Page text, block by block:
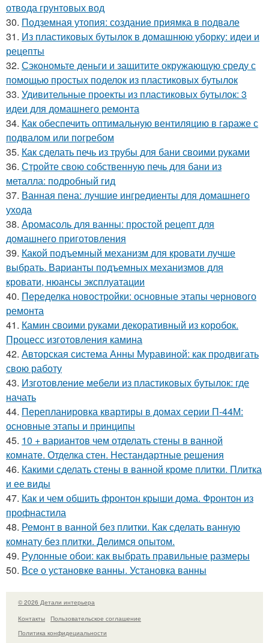
отвода грунтовых вод
30. Подземная утопия: создание приямка в подвале
31. Из пластиковых бутылок в домашнюю уборку: идеи и
рецепты
32. Сэкономьте деньги и защитите окружающую среду с
помощью простых поделок из пластиковых бутылок
33. Удивительные проекты из пластиковых бутылок: 3
идеи для домашнего ремонта
34. Как обеспечить оптимальную вентиляцию в гараже с
подвалом или погребом
35. Как сделать печь из трубы для бани своими руками
36. Стройте свою собственную печь для бани из
металла: подробный гид
37. Ванная пена: лучшие ингредиенты для домашнего
ухода
38. Аромасоль для ванны: простой рецепт для
домашнего приготовления
39. Какой подъемный механизм для кровати лучше
выбрать. Варианты подъемных механизмов для
кровати, нюансы эксплуатации
40. Переделка новостройки: основные этапы чернового
ремонта
41. Камин своими руками декоративный из коробок.
Процесс изготовления камина
42. Авторская система Анны Муравиной: как продвигать
свою работу
43. Изготовление мебели из пластиковых бутылок: где
начать
44. Перепланировка квартиры в домах серии П-44М:
основные этапы и принципы
45. 10 + вариантов чем отделать стены в ванной
комнате. Отделка стен. Нестандартные решения
46. Какими сделать стены в ванной кроме плитки. Плитка
и ее виды
47. Как и чем обшить фронтон крыши дома. Фронтон из
профнастила
48. Ремонт в ванной без плитки. Как сделать ванную
комнату без плитки. Делимся опытом.
49. Рулонные обои: как выбрать правильные размеры
50. Все о установке ванны. Установка ванны
© 2026 Детали интерьера
Контакты
Пользовательское соглашение
Политика конфидециальности